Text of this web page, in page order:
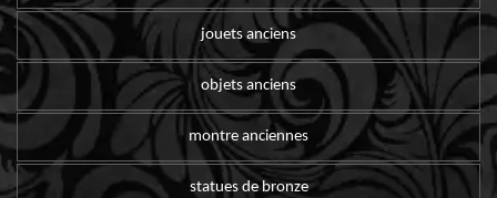
jouets anciens
objets anciens
montre anciennes
statues de bronze